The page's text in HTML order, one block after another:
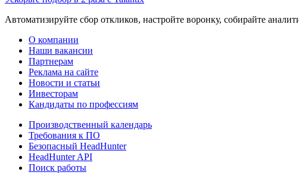
Автоматизируйте сбор откликов, настройте воронку, собирайте
О компании
Наши вакансии
Партнерам
Реклама на сайте
Новости и статьи
Инвесторам
Кандидаты по профессиям
Производственный календарь
Требования к ПО
Безопасный HeadHunter
HeadHunter API
Поиск работы